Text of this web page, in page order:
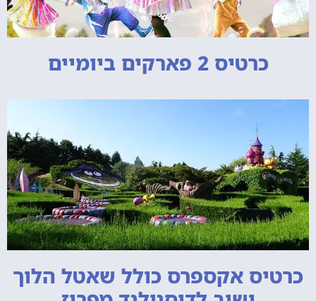
כרטיס 2 פארקים ביומיים
כרטיס אקספרס כולל שאטל הלוך